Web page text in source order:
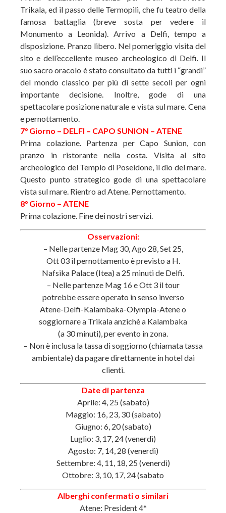
Trikala, ed il passo delle Termopili, che fu teatro della
famosa battaglia (breve sosta per vedere il
Monumento a Leonida). Arrivo a Delfi, tempo a
disposizione. Pranzo libero. Nel pomeriggio visita del
sito e dell’eccellente museo archeologico di Delfi. Il
suo sacro oracolo è stato consultato da tutti i “grandi”
del mondo classico per più di sette secoli per ogni
importante decisione. Inoltre, gode di una
spettacolare posizione naturale e vista sul mare. Cena
e pernottamento.
7° Giorno – DELFI – CAPO SUNION – ATENE
Prima colazione. Partenza per Capo Sunion, con
pranzo in ristorante nella costa. Visita al sito
archeologico del Tempio di Poseidone, il dio del mare.
Questo punto strategico gode di una spettacolare
vista sul mare. Rientro ad Atene. Pernottamento.
8° Giorno – ATENE
Prima colazione. Fine dei nostri servizi.
Osservazioni:
– Nelle partenze Mag 30, Ago 28, Set 25,
Ott 03 il pernottamento è previsto a H.
Nafsika Palace (Itea) a 25 minuti de Delfi.
– Nelle partenze Mag 16 e Ott 3 il tour
potrebbe essere operato in senso inverso
Atene-Delfi-Kalambaka-Olympia-Atene o
soggiornare a Trikala anzichè a Kalambaka
(a 30 minuti), per evento in zona.
– Non è inclusa la tassa di soggiorno (chiamata tassa
ambientale) da pagare direttamente in hotel dai
clienti.
Date di partenza
Aprile: 4, 25 (sabato)
Maggio: 16, 23, 30 (sabato)
Giugno: 6, 20 (sabato)
Luglio: 3, 17, 24 (venerdì)
Agosto: 7, 14, 28 (venerdì)
Settembre: 4, 11, 18, 25 (venerdì)
Ottobre: 3, 10, 17, 24 (sabato
Alberghi confermati o similari
Atene: President 4*